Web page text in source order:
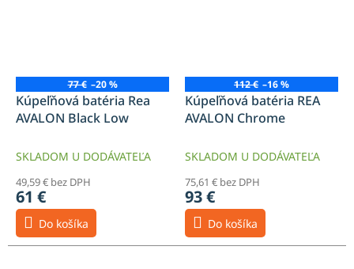
77 € –20 %
Kúpeľňová batéria Rea
AVALON Black Low
SKLADOM U DODÁVATEĽA
49,59 € bez DPH
61 €
Do košíka
112 € –16 %
Kúpeľňová batéria REA
AVALON Chrome
SKLADOM U DODÁVATEĽA
75,61 € bez DPH
93 €
Do košíka